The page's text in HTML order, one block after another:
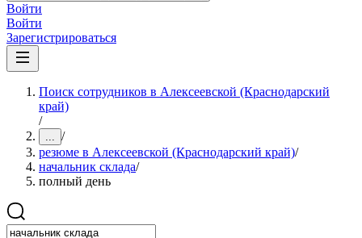
Войти
Войти
Зарегистрироваться
Поиск сотрудников в Алексеевской (Краснодарский
край)
/
... /
резюме в Алексеевской (Краснодарский край)/
начальник склада/
полный день